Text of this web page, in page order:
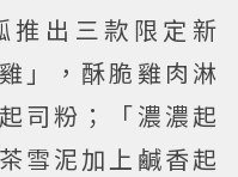
推出三款限定新
」，酥脆雞肉淋
司粉；「濃濃起
雪泥加上鹹香起